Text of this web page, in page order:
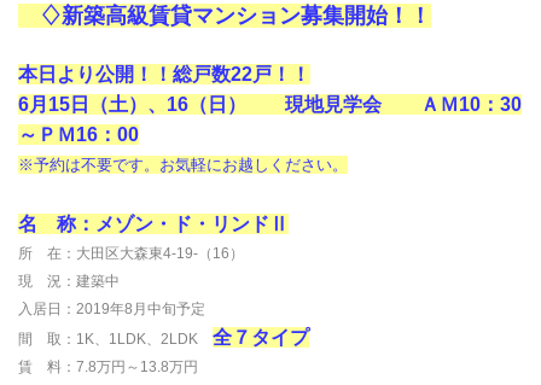
♢新築高級賃貸マンション募集開始！！
本日より公開！！ 総戸数22戸！！
6月15日（土）、16（日） 現地見学会 ＡＭ10：30
～ＰＭ16：00
※予約は不要です。お気軽にお越しください。
名 称：メゾン・ド・リンドⅡ
所 在：大田区大森東4-19-（16）
現 況：建築中
入居日：2019年8月中旬予定
間 取：1K、1LDK、2LDK 全７タイプ
賃 料：7.8万円～13.8万円